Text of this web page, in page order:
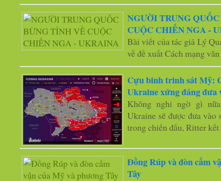
NGƯỜI TRUNG
CUỘC CHIẾN NGA -
Bài viết của tác giả Lý
về đề xuất Cách mạng
Cựu binh trinh sát Mỹ:
Ukraine xứng đáng đưa
Không nghi ngờ gì
Ukraine sẽ được đưa vào
trong chiến đấu, Ritter
Đồng Rúp và đòn cấm
Tây